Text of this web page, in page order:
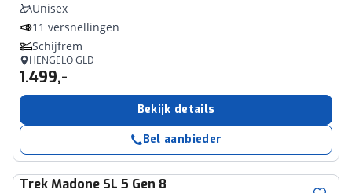
Unisex
11 versnellingen
Schijfrem
HENGELO GLD
1.499,-
Bekijk details
Bel aanbieder
TrekMadone SL 5 Gen 8